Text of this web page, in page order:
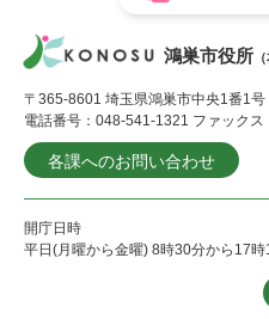
鴻巣市役所
〒365-8601 埼玉県鴻巣市中央1番1号
電話番号：048-541-1321 ファック
各課へのお問い合わせ
開庁日時
平日(月曜から金曜) 8時30分から17時